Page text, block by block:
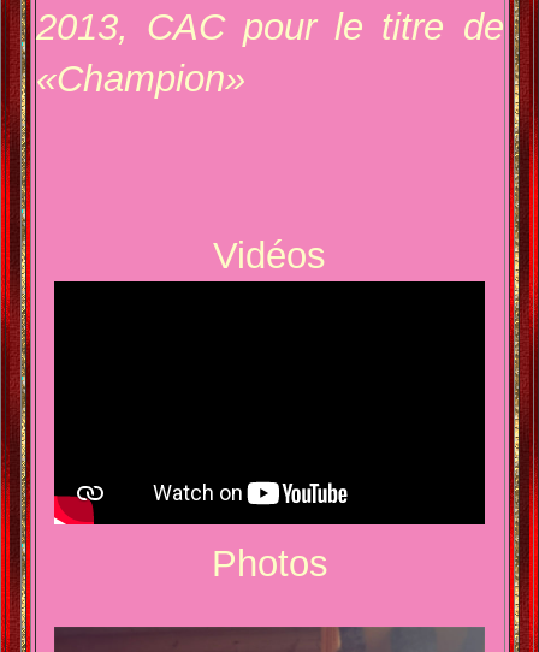
2013, CAC pour le titre de
«Champion»
Vidéos
Photos